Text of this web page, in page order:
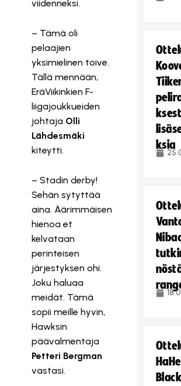
viidenneksi.
– Tämä oli
pelaajien
yksimielinen toive.
Tällä mennään,
EräViikinkien F-
liigajoukkueiden
johtaja Olli
Lähdesmäki
kiteytti.
– Stadin derby!
Sehän sytyttää
aina. Äärimmäisen
hienoa et
kelvataan
perinteisen
järjestyksen ohi.
Joku haluaa
meidät. Tämä
sopii meille hyvin,
Hawksin
päävalmentaja
Petteri Bergman
vastasi.
ksia